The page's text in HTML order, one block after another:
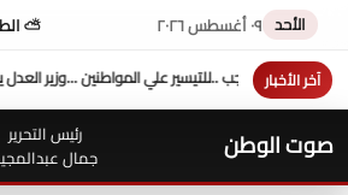
الأحد ٠٩ أغسطس ٢٠٢٦ ⛅
آخر الأخبار
د. طه محمد...وزير العدل يفتتح محكمة بورفؤاد الجزئية
صوت الوطن
رئيس التحرير
جمال